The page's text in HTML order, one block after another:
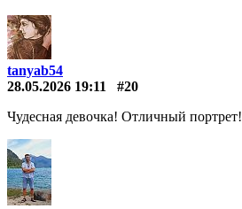
tanyab54
28.05.2026 19:11
#20
Чудесная девочка! Отличный портрет!